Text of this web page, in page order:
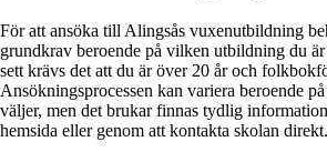
För att ansöka till Alingsås vuxenutbildning
grundkrav beroende på vilken utbildning du
sett krävs det att du är över 20 år och
Ansökningsprocessen kan variera beroende
väljer, men det brukar finnas tydlig
hemsida eller genom att kontakta skolan direkt.